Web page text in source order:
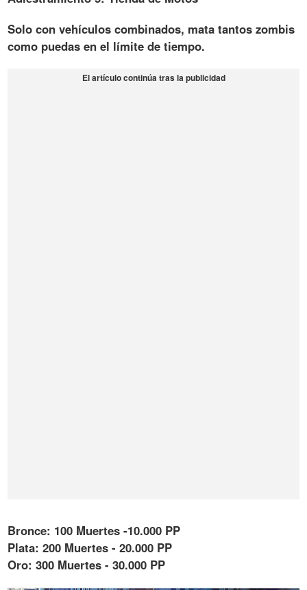
Solo con vehículos combinados, mata tantos zombis
como puedas en el límite de tiempo.
Bronce: 100 Muertes -10.000 PP
Plata: 200 Muertes - 20.000 PP
Oro: 300 Muertes - 30.000 PP